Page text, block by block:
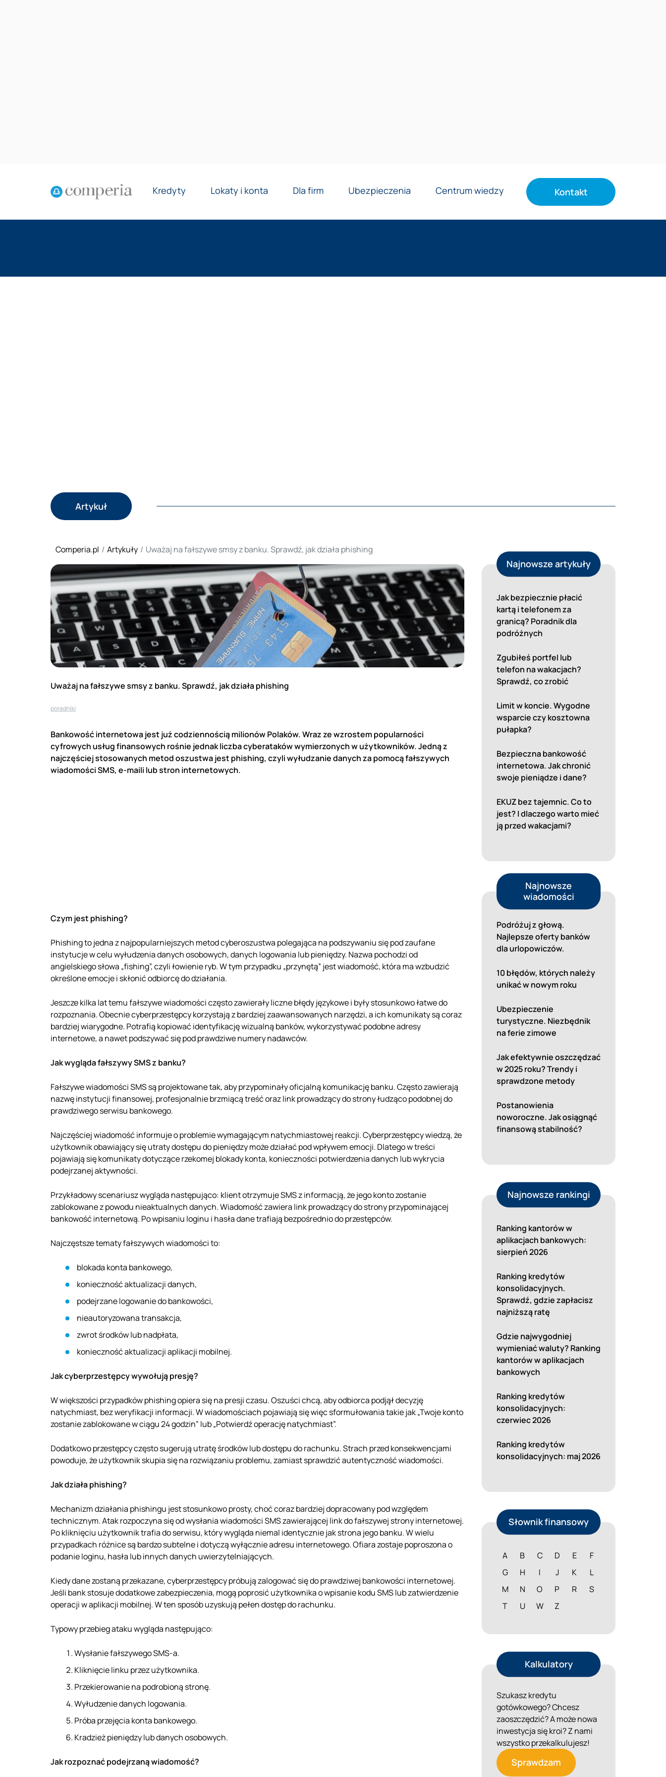
Kredyty Lokaty i konta Dla firm Ubezpieczenia Centrum wiedzy Kontakt
Artykuł
Comperia.pl Artykuły Uważaj na fałszywe smsy z banku. Sprawdź, jak działa phishing
Uważaj na fałszywe smsy z banku. Sprawdź, jak działa phishing
poradniki
Bankowość internetowa jest już codziennością milionów Polaków. Wraz ze wzrostem popularności
cyfrowych usług finansowych rośnie jednak liczba cyberataków wymierzonych w użytkowników. Jedną z
najczęściej stosowanych metod oszustwa jest phishing, czyli wyłudzanie danych za pomocą fałszywych
wiadomości SMS, e-maili lub stron internetowych.
Czym jest phishing?
Phishing to jedna z najpopularniejszych metod cyberoszustwa polegająca na podszywaniu się pod zaufane
instytucje w celu wyłudzenia danych osobowych, danych logowania lub pieniędzy. Nazwa pochodzi od
angielskiego słowa „fishing”, czyli łowienie ryb. W tym przypadku „przynętą” jest wiadomość, która ma wzbudzić
określone emocje i skłonić odbiorcę do działania.
Jeszcze kilka lat temu fałszywe wiadomości często zawierały liczne błędy językowe i były stosunkowo łatwe do
rozpoznania. Obecnie cyberprzestępcy korzystają z bardziej zaawansowanych narzędzi, a ich komunikaty są coraz
bardziej wiarygodne. Potrafią kopiować identyfikację wizualną banków, wykorzystywać podobne adresy
internetowe, a nawet podszywać się pod prawdziwe numery nadawców.
Jak wygląda fałszywy SMS z banku?
Fałszywe wiadomości SMS są projektowane tak, aby przypominały oficjalną komunikację banku. Często zawierają
nazwę instytucji finansowej, profesjonalnie brzmiącą treść oraz link prowadzący do strony łudząco podobnej do
prawdziwego serwisu bankowego.
Najczęściej wiadomość informuje o problemie wymagającym natychmiastowej reakcji. Cyberprzestępcy wiedzą, że
użytkownik obawiający się utraty dostępu do pieniędzy może działać pod wpływem emocji. Dlatego w treści
pojawiają się komunikaty dotyczące rzekomej blokady konta, konieczności potwierdzenia danych lub wykrycia
podejrzanej aktywności.
Przykładowy scenariusz wygląda następująco: klient otrzymuje SMS z informacją, że jego konto zostanie
zablokowane z powodu nieaktualnych danych. Wiadomość zawiera link prowadzący do strony przypominającej
bankowość internetową. Po wpisaniu loginu i hasła dane trafiają bezpośrednio do przestępców.
Najczęstsze tematy fałszywych wiadomości to:
blokada konta bankowego,
konieczność aktualizacji danych,
podejrzane logowanie do bankowości,
nieautoryzowana transakcja,
zwrot środków lub nadpłata,
konieczność aktualizacji aplikacji mobilnej.
Jak cyberprzestępcy wywołują presję?
W większości przypadków phishing opiera się na presji czasu. Oszuści chcą, aby odbiorca podjął decyzję
natychmiast, bez weryfikacji informacji. W wiadomościach pojawiają się więc sformułowania takie jak „Twoje konto
zostanie zablokowane w ciągu 24 godzin” lub „Potwierdź operację natychmiast”.
Dodatkowo przestępcy często sugerują utratę środków lub dostępu do rachunku. Strach przed konsekwencjami
powoduje, że użytkownik skupia się na rozwiązaniu problemu, zamiast sprawdzić autentyczność wiadomości.
Jak działa phishing?
Mechanizm działania phishingu jest stosunkowo prosty, choć coraz bardziej dopracowany pod względem
technicznym. Atak rozpoczyna się od wysłania wiadomości SMS zawierającej link do fałszywej strony internetowej.
Po kliknięciu użytkownik trafia do serwisu, który wygląda niemal identycznie jak strona jego banku. W wielu
przypadkach różnice są bardzo subtelne i dotyczą wyłącznie adresu internetowego. Ofiara zostaje poproszona o
podanie loginu, hasła lub innych danych uwierzytelniających.
Kiedy dane zostaną przekazane, cyberprzestępcy próbują zalogować się do prawdziwej bankowości internetowej.
Jeśli bank stosuje dodatkowe zabezpieczenia, mogą poprosić użytkownika o wpisanie kodu SMS lub zatwierdzenie
operacji w aplikacji mobilnej. W ten sposób uzyskują pełen dostęp do rachunku.
Typowy przebieg ataku wygląda następująco:
Wysłanie fałszywego SMS-a.
Kliknięcie linku przez użytkownika.
Przekierowanie na podrobioną stronę.
Wyłudzenie danych logowania.
Próba przejęcia konta bankowego.
Kradzież pieniędzy lub danych osobowych.
Jak rozpoznać podejrzaną wiadomość?
Najnowsze artykuły
Jak bezpiecznie płacić
kartą i telefonem za
granicą? Poradnik dla
podróżnych
Zgubiłeś portfel lub
telefon na wakacjach?
Sprawdź, co zrobić
Limit w koncie. Wygodne
wsparcie czy kosztowna
pułapka?
Bezpieczna bankowość
internetowa. Jak chronić
swoje pieniądze i dane?
EKUZ bez tajemnic. Co to
jest? I dlaczego warto mieć
ją przed wakacjami?
Najnowsze
wiadomości
Podróżuj z głową.
Najlepsze oferty banków
dla urlopowiczów.
10 błędów, których należy
unikać w nowym roku
Ubezpieczenie
turystyczne. Niezbędnik
na ferie zimowe
Jak efektywnie oszczędzać
w 2025 roku? Trendy i
sprawdzone metody
Postanowienia
noworoczne. Jak osiągnąć
finansową stabilność?
Najnowsze rankingi
Ranking kantorów w
aplikacjach bankowych:
sierpień 2026
Ranking kredytów
konsolidacyjnych.
Sprawdź, gdzie zapłacisz
najniższą ratę
Gdzie najwygodniej
wymieniać waluty? Ranking
kantorów w aplikacjach
bankowych
Ranking kredytów
konsolidacyjnych:
czerwiec 2026
Ranking kredytów
konsolidacyjnych: maj 2026
Słownik finansowy
A B C D E
F
G
H I J K
L
M
N O P R
S
T
U W Z
Kalkulatory
Szukasz kredytu
gotówkowego? Chcesz
zaoszczędzić? A może nowa
inwestycja się kroi? Z nami
wszystko przekalkulujesz!
Sprawdzam